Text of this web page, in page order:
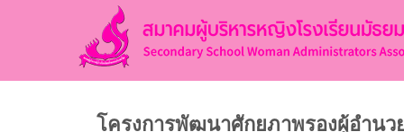
โครงการพัฒนาศักยภาพรองผู้อำน